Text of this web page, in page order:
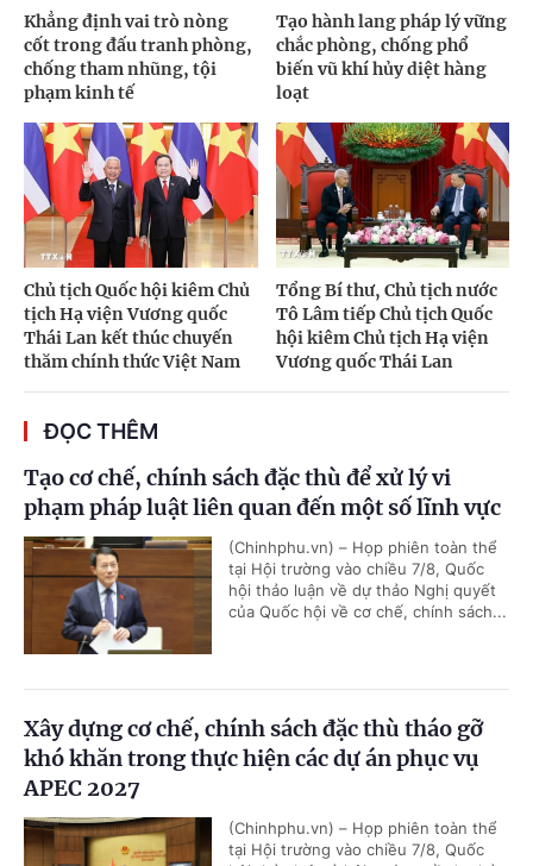
Khẳng định vai trò nòng
cốt trong đấu tranh phòng,
chống tham nhũng, tội
phạm kinh tế
Tạo hành lang pháp lý vững
chắc phòng, chống phổ
biến vũ khí hủy diệt hàng
loạt
Chủ tịch Quốc hội kiêm Chủ
tịch Hạ viện Vương quốc
Thái Lan kết thúc chuyến
thăm chính thức Việt Nam
Tổng Bí thư, Chủ tịch nước
Tô Lâm tiếp Chủ tịch Quốc
hội kiêm Chủ tịch Hạ viện
Vương quốc Thái Lan
ĐỌC THÊM
Tạo cơ chế, chính sách đặc thù để xử lý vi
phạm pháp luật liên quan đến một số lĩnh vực
(Chinhphu.vn) – Họp phiên toàn thể
tại Hội trường vào chiều 7/8, Quốc
hội thảo luận về dự thảo Nghị quyết
của Quốc hội về cơ chế, chính sách...
Xây dựng cơ chế, chính sách đặc thù tháo gỡ
khó khăn trong thực hiện các dự án phục vụ
APEC 2027
(Chinhphu.vn) – Họp phiên toàn thể
tại Hội trường vào chiều 7/8, Quốc